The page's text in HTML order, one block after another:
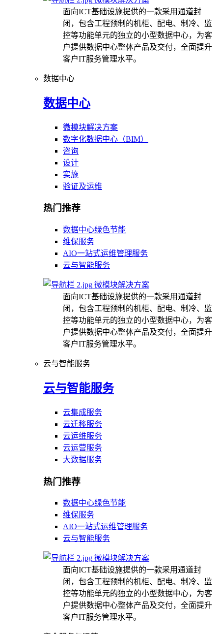
面向ICT基础设施提供的一款采用通道封
闭，包含工程预制的机柜、配电、制冷、监
控等功能单元的独立的小型数据中心，为客
户提供数据中心整体产品及交付，全面提升
客户IT服务管理水平。
数据中心
数据中心
微模块解决方案
数字化数据中心（BIM）
咨询
设计
实施
验证及运维
热门推荐
数据中心绿色节能
维保服务
AIO一站式运维管理服务
云与智能服务
微模块解决方案
面向ICT基础设施提供的一款采用通道封
闭，包含工程预制的机柜、配电、制冷、监
控等功能单元的独立的小型数据中心，为客
户提供数据中心整体产品及交付，全面提升
客户IT服务管理水平。
云与智能服务
云与智能服务
云集成服务
云迁移服务
云运维服务
云运营服务
大数据服务
热门推荐
数据中心绿色节能
维保服务
AIO一站式运维管理服务
云与智能服务
微模块解决方案
面向ICT基础设施提供的一款采用通道封
闭，包含工程预制的机柜、配电、制冷、监
控等功能单元的独立的小型数据中心，为客
户提供数据中心整体产品及交付，全面提升
客户IT服务管理水平。